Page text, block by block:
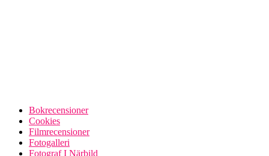
Bokrecensioner
Cookies
Filmrecensioner
Fotogalleri
Fotograf I Närbild